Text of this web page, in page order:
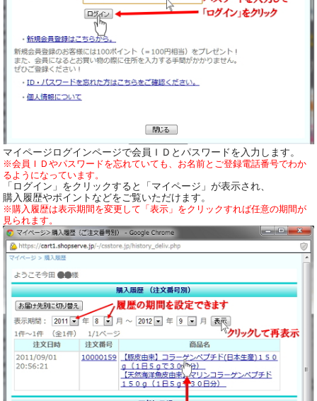
マイページログインページで会員ＩＤとパスワードを入力します。
※会員ＩＤやパスワードを忘れていても、お名前とご登録電話番号でわか
るようになっています。
「ログイン」をクリックすると「マイページ」が表示され、
購入履歴やポイントなどをご覧いただけます。
※購入履歴は表示期間を変更して「表示」をクリックすれば任意の期間が
見られます。